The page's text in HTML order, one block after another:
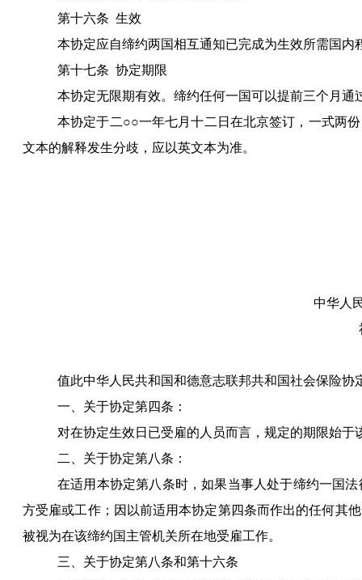
第十六条 生效
本协定应自缔约两国相互通知已完成为生效所需国
第十七条 协定期限
本协定无限期有效。缔约任何一国可以提前三个月
本协定于二○○一年七月十二日在北京签订，一式两
文本的解释发生分歧，应以英文本为准。
中华人
值此中华人民共和国和德意志联邦共和国社会保险
一、关于协定第四条：
对在协定生效日已受雇的人员而言，规定的期限始于
二、关于协定第八条：
在适用本协定第八条时，如果当事人处于缔约一国
方受雇或工作；因以前适用本协定第四条而作出的任何其
被视为在该缔约国主管机关所在地受雇工作。
三、关于协定第八条和第十六条